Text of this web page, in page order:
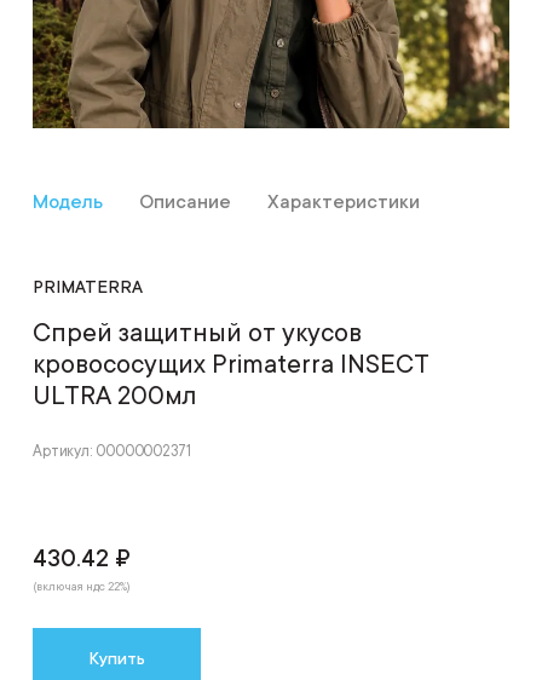
Модель Описание Характеристики
PRIMATERRA
Спрей защитный от укусов
кровососущих Primaterra INSECT
ULTRA 200мл
Артикул: 00000002371
430.42 ₽
(включая ндс 22%)
Купить